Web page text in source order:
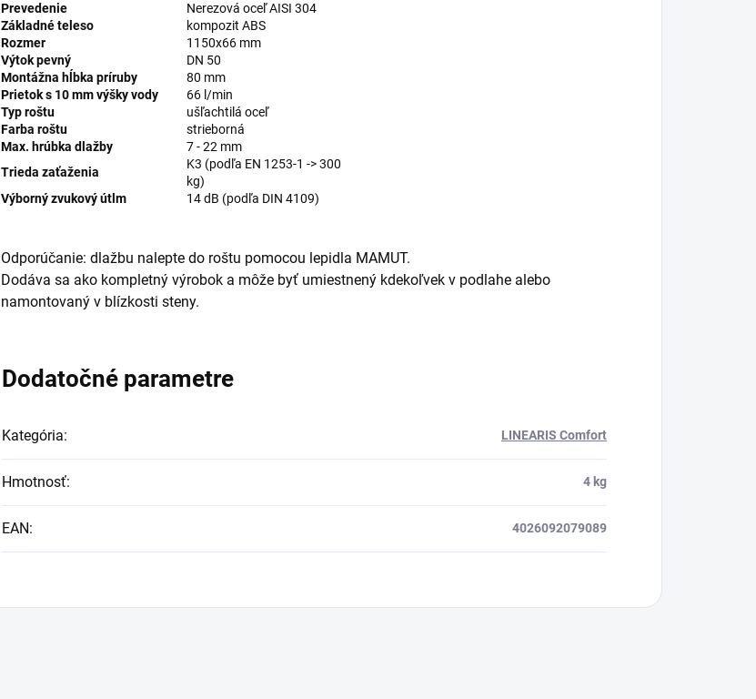
Prevedenie
Nerezová oceľ AISI 304
Základné teleso
kompozit ABS
Rozmer
1150x66 mm
Výtok pevný
DN 50
Montážna hĺbka príruby
80 mm
Prietok s 10 mm výšky vody
66 l/min
Typ roštu
ušľachtilá oceľ
Farba roštu
strieborná
Max. hrúbka dlažby
7 - 22 mm
Trieda zaťaženia
K3 (podľa EN 1253-1 -> 300
kg)
Výborný zvukový útlm
14 dB (podľa DIN 4109)
Odporúčanie: dlažbu nalepte do roštu pomocou lepidla MAMUT.
Dodáva sa ako kompletný výrobok a môže byť umiestnený kdekoľvek v podlahe alebo
namontovaný v blízkosti steny.
Dodatočné parametre
Kategória: LINEARIS Comfort
Hmotnosť: 4 kg
EAN: 4026092079089